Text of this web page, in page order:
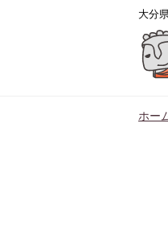
大分
ホー